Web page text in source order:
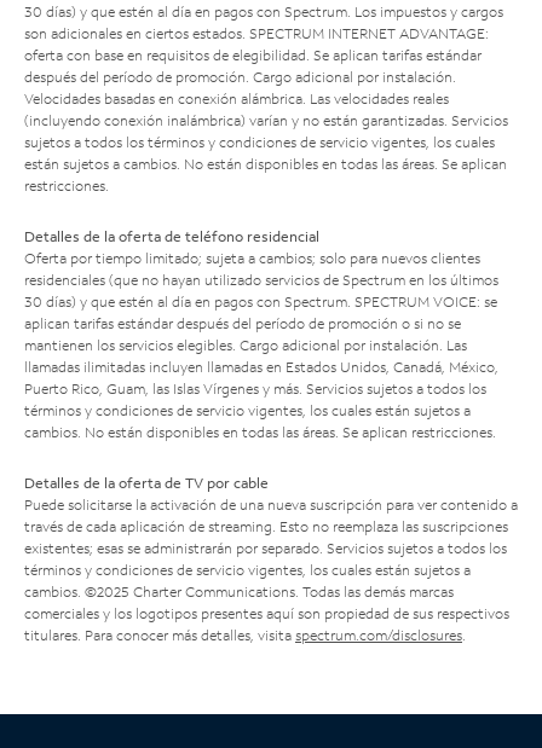
30 días) y que estén al día en pagos con Spectrum. Los impuestos y cargos
son adicionales en ciertos estados. SPECTRUM INTERNET ADVANTAGE:
oferta con base en requisitos de elegibilidad. Se aplican tarifas estándar
después del período de promoción. Cargo adicional por instalación.
Velocidades basadas en conexión alámbrica. Las velocidades reales
(incluyendo conexión inalámbrica) varían y no están garantizadas. Servicios
sujetos a todos los términos y condiciones de servicio vigentes, los cuales
están sujetos a cambios. No están disponibles en todas las áreas. Se aplican
restricciones.
Detalles de la oferta de teléfono residencial
Oferta por tiempo limitado; sujeta a cambios; solo para nuevos clientes
residenciales (que no hayan utilizado servicios de Spectrum en los últimos
30 días) y que estén al día en pagos con Spectrum. SPECTRUM VOICE: se
aplican tarifas estándar después del período de promoción o si no se
mantienen los servicios elegibles. Cargo adicional por instalación. Las
llamadas ilimitadas incluyen llamadas en Estados Unidos, Canadá, México,
Puerto Rico, Guam, las Islas Vírgenes y más. Servicios sujetos a todos los
términos y condiciones de servicio vigentes, los cuales están sujetos a
cambios. No están disponibles en todas las áreas. Se aplican restricciones.
Detalles de la oferta de TV por cable
Puede solicitarse la activación de una nueva suscripción para ver contenido a
través de cada aplicación de streaming. Esto no reemplaza las suscripciones
existentes; esas se administrarán por separado. Servicios sujetos a todos los
términos y condiciones de servicio vigentes, los cuales están sujetos a
cambios. ©2025 Charter Communications. Todas las demás marcas
comerciales y los logotipos presentes aquí son propiedad de sus respectivos
titulares. Para conocer más detalles, visita spectrum.com/disclosures